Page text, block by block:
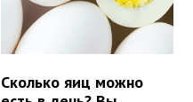
Сколько яиц можно